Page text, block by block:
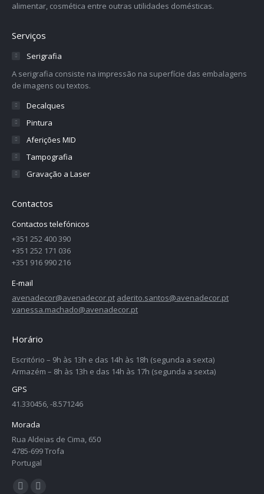
alimentar, cosmética entre outras utilidades domésticas.
Serviços
Serigrafia
A serigrafia consiste na impressão na superfície das embalagens
de imagens ou textos.
Decalques
Pintura
Aferições MID
Tampografia
Gravação a Laser
Contactos
Contactos telefónicos
+351 252 400 390
+351 252 171 036
+351 916 990 216
E-mail
avenadecor@avenadecor.pt aderito.santos@avenadecor.pt
vanessa.machado@avenadecor.pt
Horário
Escritório – 9h às 13h e das 14h às 18h (segunda a sexta)
Armazém – 8h às 13h e das 14h às 17h (segunda a sexta)
GPS
41.330456, -8.571246
Morada
Rua Aldeias de Cima, 650
4785-699 Trofa
Portugal
Find us on: